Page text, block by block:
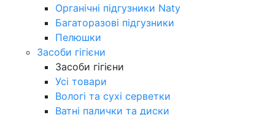
Органічні підгузники Naty
Багаторазові підгузники
Пелюшки
Засоби гігієни
Засоби гігієни
Усі товари
Вологі та сухі серветки
Ватні палички та диски